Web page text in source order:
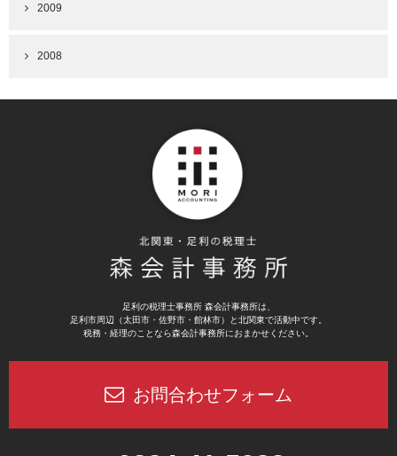
2009
2008
足利の税理士事務所 森会計事務所は、
足利市周辺（太田市・佐野市・館林市）と北関東で活動中です。
税務・経理のことなら森会計事務所におまかせください。
お問合わせフォーム